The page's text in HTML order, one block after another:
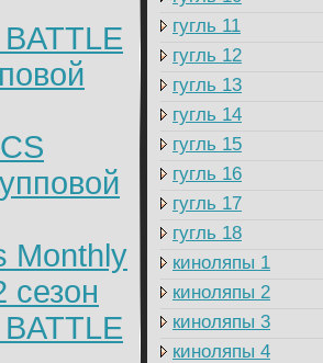
Monthly
сезон
гугль 11
гугль 12
гугль 13
гугль 14
гугль 15
гугль 16
гугль 17
гугль 18
киноляпы 1
киноляпы 2
киноляпы 3
киноляпы 4